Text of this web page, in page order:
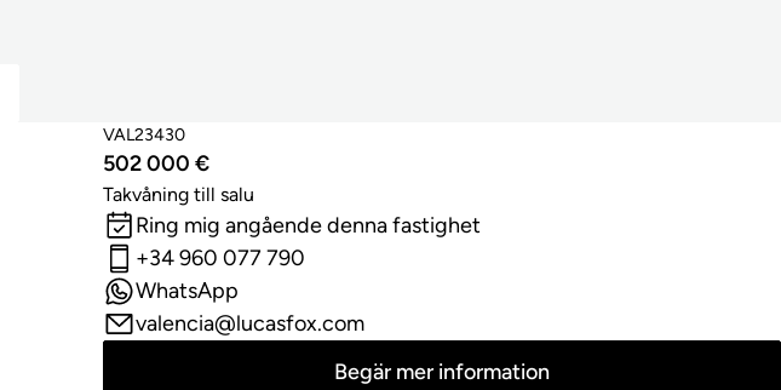
VAL23430
502 000 €
Takvåning till salu
Ring mig angående denna fastighet
+34 960 077 790
WhatsApp
valencia@lucasfox.com
Begär mer information